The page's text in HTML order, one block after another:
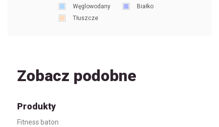
Węglowodany
Białko
Tłuszcze
Zobacz podobne
Produkty
Fitness baton